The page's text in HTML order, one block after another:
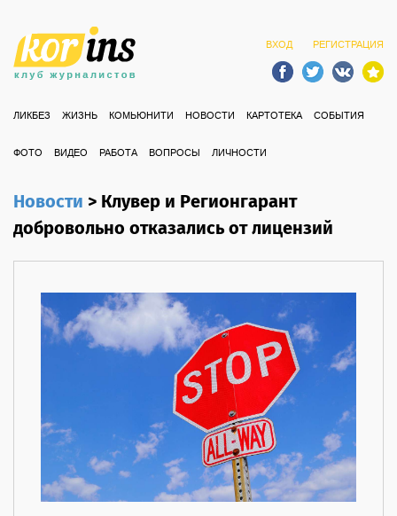
ВХОД РЕГИСТРАЦИЯ
ЛИКБЕЗ ЖИЗНЬ КОМЬЮНИТИ НОВОСТИ КАРТОТЕКА СОБЫТИЯ
ФОТО ВИДЕО РАБОТА ВОПРОСЫ ЛИЧНОСТИ
Новости>Клувер и Регионгарант
добровольно отказались от лицензий